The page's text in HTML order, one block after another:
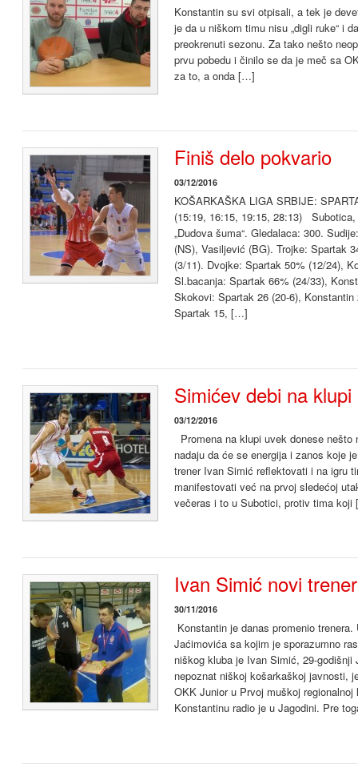
Konstantin su svi otpisali, a tek je
je da u niškom timu nisu „digli ruke“ i
preokrenuti sezonu. Za tako nešto
prvu pobedu i činilo se da je meč sa
za to, a onda […]
Finiš delo pokvario
03/12/2016
KOŠARKAŠKA LIGA SRBIJE:
(15:19, 16:15, 19:15, 28:13) Subotica,
„Dudova šuma“. Gledalaca: 300.
(NS), Vasiljević (BG). Trojke: Spartak
(3/11). Dvojke: Spartak 50% (12/24),
Sl.bacanja: Spartak 66% (24/33),
Skokovi: Spartak 26 (20-6),
Spartak 15, […]
Simićev debi na klupi
03/12/2016
Promena na klupi uvek donese
nadaju da će se energija i zanos koje
trener Ivan Simić reflektovati i na igru
manifestovati već na prvoj sledećoj
večeras i to u Subotici, protiv tima
Ivan Simić novi trener
30/11/2016
Konstantin je danas promenio trenera.
Jaćimovića sa kojim je sporazumno
niškog kluba je Ivan Simić, 29-godišnji
nepoznat niškoj košarkaškoj javnosti,
OKK Junior u Prvoj muškoj regionalnoj
Konstantinu radio je u Jagodini. Pre